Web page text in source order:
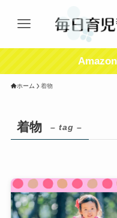
ホーム 着物
着物 – tag –